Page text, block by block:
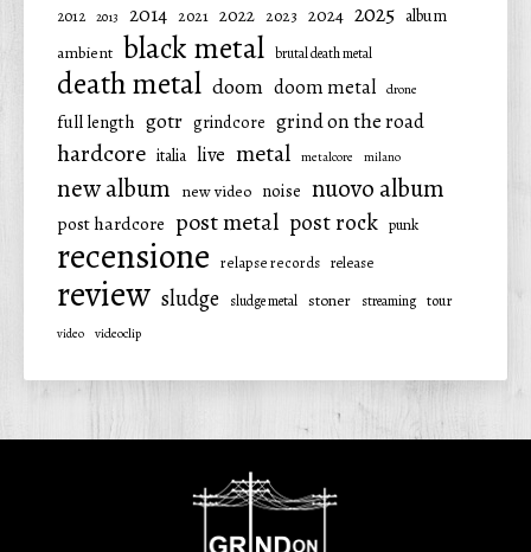
2012 2013 2014 2021 2022 2023 2024 2025 album
ambient black metal brutal death metal
death metal doom doom metal drone
full length gotr grindcore grind on the road
hardcore italia live metal metalcore milano
new album new video noise nuovo album
post hardcore post metal post rock punk
recensione relapse records release
review sludge sludge metal stoner streaming tour
video videoclip